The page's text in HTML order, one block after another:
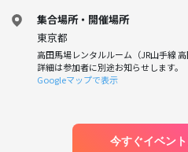
集合場所・開催場所
東京都
高田馬場レンタルルーム（JR山手線 高
詳細は参加者に別途お知らせします。
Googleマップで表示
今すぐイベント